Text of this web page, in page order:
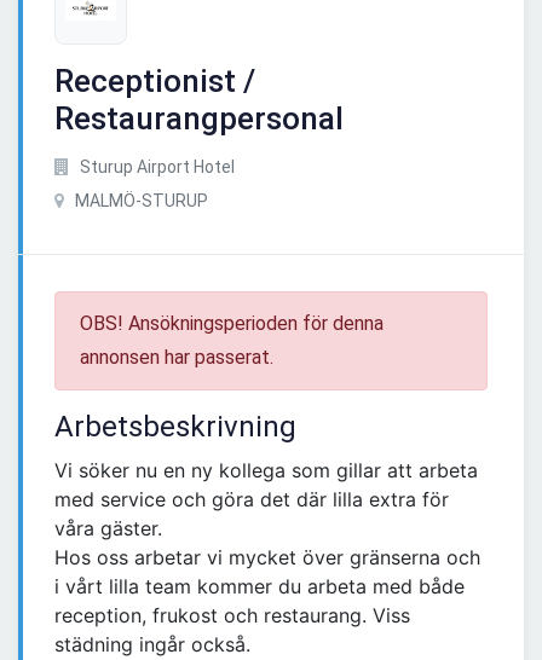
Receptionist /
Restaurangpersonal
Sturup Airport Hotel
MALMÖ-STURUP
OBS! Ansökningsperioden för denna
annonsen har passerat.
Arbetsbeskrivning
Vi söker nu en ny kollega som gillar att arbeta
med service och göra det där lilla extra för
våra gäster.
Hos oss arbetar vi mycket över gränserna och
i vårt lilla team kommer du arbeta med både
reception, frukost och restaurang. Viss
städning ingår också.